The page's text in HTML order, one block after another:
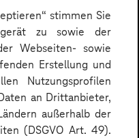
stimmen Sie
zu sowie der
Webseiten- sowie
Erstellung und
Nutzungsprofilen
an Drittanbieter,
außerhalb der
(DSGVO Art. 49).
und